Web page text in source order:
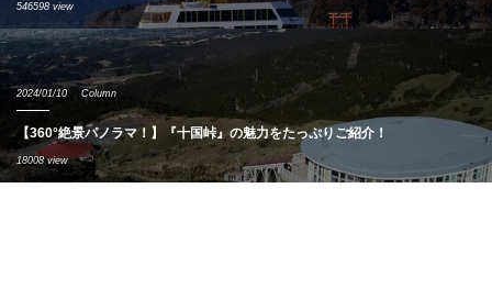
546598 view
2024/01/10 Column
【360°絶景パノラマ！】『十国峠』の魅力をたっぷりご紹介！
18008 view